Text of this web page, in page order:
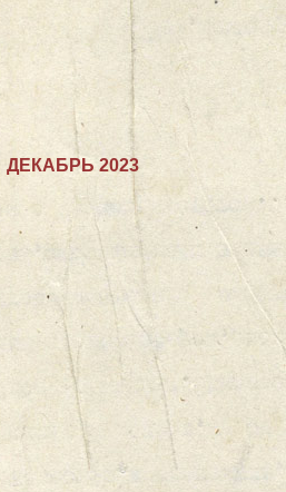
ДЕКАБРЬ 2023